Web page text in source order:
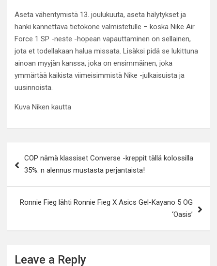
Aseta vähentymistä 13. joulukuuta, aseta hälytykset ja
hanki kannettava tietokone valmistetulle – koska Nike Air
Force 1 SP -neste -hopean vapauttaminen on sellainen,
jota et todellakaan halua missata. Lisäksi pidä se lukittuna
ainoan myyjän kanssa, joka on ensimmäinen, joka
ymmärtää kaikista viimeisimmistä Nike -julkaisuista ja
uusinnoista.
Kuva Niken kautta
navigation
COP nämä klassiset Converse -kreppit tällä kolossilla
35%: n alennus mustasta perjantaista!
Ronnie Fieg lähti Ronnie Fieg X Asics Gel-Kayano 5 OG
‘Oasis’
Leave a Reply